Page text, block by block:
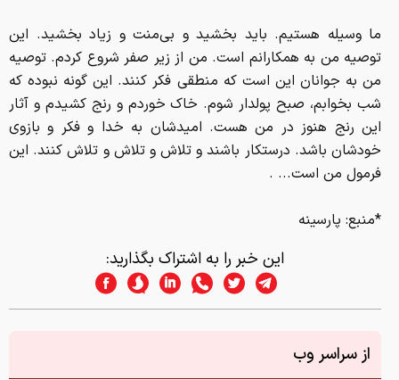
ما وسيله هستيم. بايد بخشيد و بي‌منت و زياد بخشيد. اين
توصيه من به همكارانم است. من از زير صفر شروع كردم. توصيه
من به جوانان اين است كه منطقي فكر كنند. اين گونه نبوده كه
شب بخوابم، صبح پولدار شوم. خاك خوردم و رنج كشيدم و آثار
اين رنج هنوز در من هست. اميدشان به خدا و فكر و بازوي
خودشان باشد. درستكار باشند و تلاش و تلاش و تلاش كنند. اين
فرمول من است... .
*منبع: پارسینه
این خبر را به اشتراک بگذارید:
از سراسر وب